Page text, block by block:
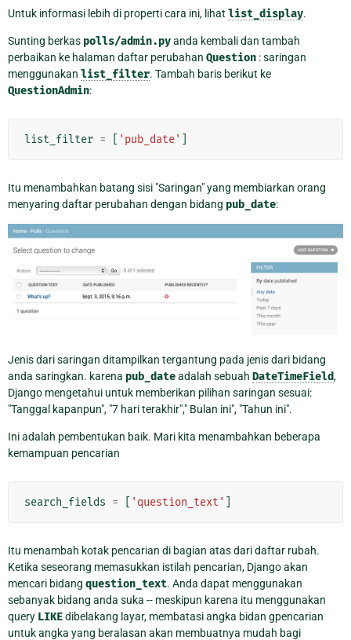
Untuk informasi lebih di properti cara ini, lihat list_display.
Sunting berkas polls/admin.pyanda kembali dan tambah
perbaikan ke halaman daftar perubahan Question : saringan
menggunakan list_filter. Tambah baris berikut ke
QuestionAdmin:
list_filter = 'pub_date'
Itu menambahkan batang sisi "Saringan" yang membiarkan orang
menyaring daftar perubahan dengan bidang pub_date:
Jenis dari saringan ditampilkan tergantung pada jenis dari bidang
anda saringkan. karena pub_dateadalah sebuah DateTimeField,
Django mengetahui untuk memberikan pilihan saringan sesuai:
"Tanggal kapanpun", "7 hari terakhir"," Bulan ini", "Tahun ini".
Ini adalah pembentukan baik. Mari kita menambahkan beberapa
kemampuan pencarian
search_fields = 'question_text'
Itu menambah kotak pencarian di bagian atas dari daftar rubah.
Ketika seseorang memasukkan istilah pencarian, Django akan
mencari bidang question_text. Anda dapat menggunakan
sebanyak bidang anda suka -- meskipun karena itu menggunakan
query LIKEdibelakang layar, membatasi angka bidan gpencarian
untuk angka yang beralasan akan membuatnya mudah bagi